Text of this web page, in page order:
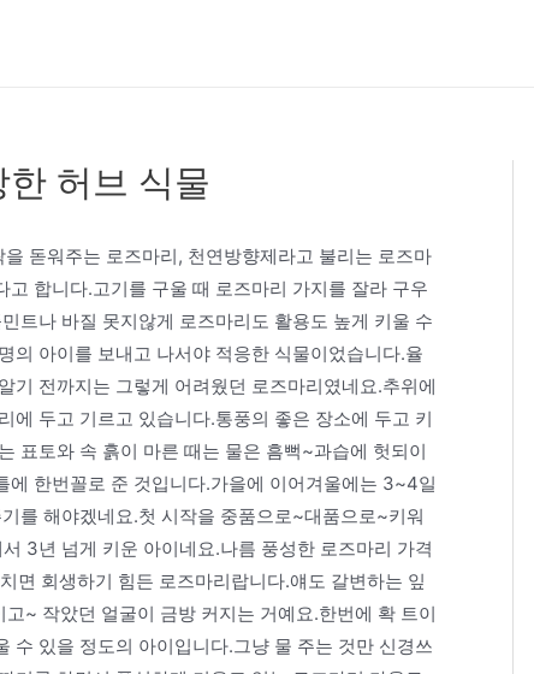
허브 식물
돋워주는 로즈마리, 천연방향제라고 불리는 로즈마
합니다.고기를 구울 때 로즈마리 가지를 잘라 구우
트나 바질 못지않게 로즈마리도 활용도 높게 키울 수
의 아이를 보내고 나서야 적응한 식물이었습니다.율
기 전까지는 그렇게 어려웠던 로즈마리였네요.추위에
에 두고 기르고 있습니다.통풍의 좋은 장소에 두고 키
표토와 속 흙이 마른 때는 물은 흠뻑~과습에 헛되이
한번꼴로 준 것입니다.가을에 이어겨울에는 3~4일
를 해야겠네요.첫 시작을 중품으로~대품으로~키워
3년 넘게 키운 아이네요.나름 풍성한 로즈마리 가격
면 회생하기 힘든 로즈마리랍니다.얘도 갈변하는 잎
~ 작았던 얼굴이 금방 커지는 거예요.한번에 확 트이
수 있을 정도의 아이입니다.그냥 물 주는 것만 신경쓰